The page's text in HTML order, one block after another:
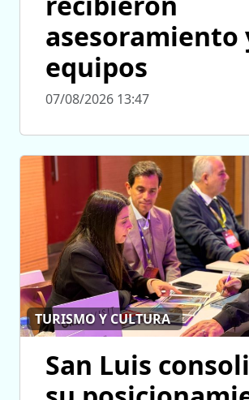
asesoramiento
equipos
07/08/2026 13:47
TURISMO Y CULTURA
San Luis